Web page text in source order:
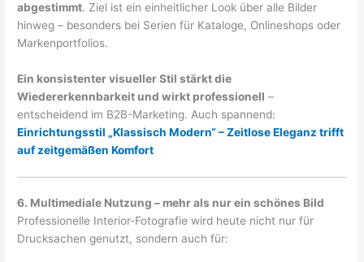
abgestimmt. Ziel ist ein einheitlicher Look über alle Bilder
hinweg – besonders bei Serien für Kataloge, Onlineshops oder
Markenportfolios.
Ein konsistenter visueller Stil stärkt die
Wiedererkennbarkeit und wirkt professionell –
entscheidend im B2B-Marketing. Auch spannend:
Einrichtungsstil „Klassisch Modern“ – Zeitlose Eleganz trifft
auf zeitgemäßen Komfort
6. Multimediale Nutzung – mehr als nur ein schönes Bild
Professionelle Interior-Fotografie wird heute nicht nur für
Drucksachen genutzt, sondern auch für: